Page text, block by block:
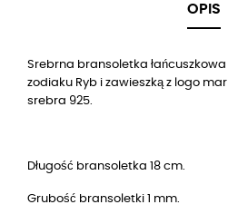
OPIS
Srebrna bransoletka
zodiaku Ryb i zawieszką z logo
srebra 925.
Długość bransoletka 18 cm.
Grubość bransoletki 1 mm.